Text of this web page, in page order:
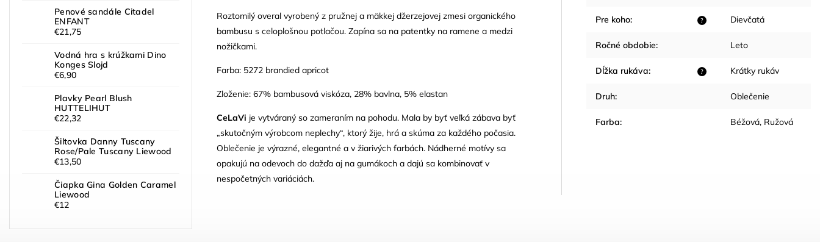
Penové sandále Citadel
ENFANT
€21,75
Vodná hra s krúžkami Dino
Konges Slojd
€6,90
Plavky Pearl Blush
HUTTELIHUT
€22,32
Šiltovka Danny Tuscany
Rose/Pale Tuscany Liewood
€13,50
Čiapka Gina Golden Caramel
Liewood
€12
Roztomilý overal vyrobený z pružnej a mäkkej džerzejovej zmesi organického
bambusu s celoplošnou potlačou. Zapína sa na patentky na ramene a medzi
nožičkami.
Farba: 5272 brandied apricot
Zloženie: 67% bambusová viskóza, 28% bavlna, 5% elastan
CeLaVi je vytváraný so zameraním na pohodu. Mala by byť veľká zábava byť
„skutočným výrobcom neplechy“, ktorý žije, hrá a skúma za každého počasia.
Oblečenie je výrazné, elegantné a v žiarivých farbách. Nádherné motívy sa
opakujú na odevoch do dažďa aj na gumákoch a dajú sa kombinovať v
nespočetných variáciách.
?
Pre koho: Dievčatá
Ročné obdobie: Leto
?
Dĺžka rukáva: Krátky rukáv
Druh: Oblečenie
Farba: Béžová, Ružová